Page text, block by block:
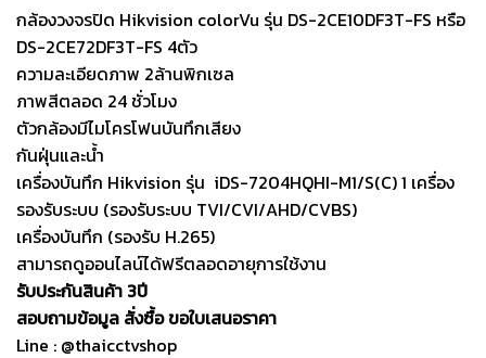
7,490. 6,600.
กล้องวงจรปิด Hikvision colorVu รุ่น DS-2CE10DF3T-FS หรือ
DS-2CE72DF3T-FS 4ตัว
ความละเอียดภาพ 2ล้านพิกเซล
ภาพสีตลอด 24 ชั่วโมง
ตัวกล้องมีไมโครโฟนบันทึกเสียง
กันฝุ่นและน้ำ
เครื่องบันทึก Hikvision รุ่น iDS-7204HQHI-M1/S(C)1 เครื่อง
รองรับระบบ (รองรับระบบ TVI/CVI/AHD/CVBS)
เครื่องบันทึก (รองรับ H.265)
สามารถดูออนไลน์ได้ฟรีตลอดอายุการใช้งาน
รับประกันสินค้า 3ปี
สอบถามข้อมูล สั่งซื้อ ขอใบเสนอราคา
Line : @thaicctvshop